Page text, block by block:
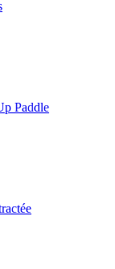
Paddle